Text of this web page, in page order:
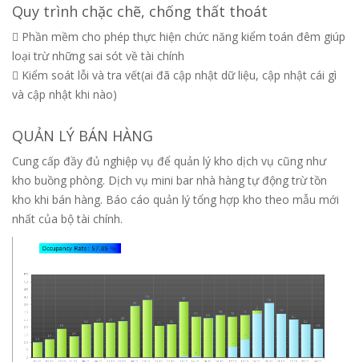
Quy trình chặc chẽ, chống thất thoát
 Phần mềm cho phép thực hiện chức năng kiểm toán đêm giúp
loại trừ những sai sót về tài chính
 Kiểm soát lỗi và tra vết(ai đã cập nhật dữ liệu, cập nhật cái gì
và cập nhật khi nào)
QUẢN LÝ BÁN HÀNG
Cung cấp đầy đủ nghiệp vụ để quản lý kho dịch vụ cũng như
kho buồng phòng. Dịch vụ mini bar nhà hàng tự động trừ tồn
kho khi bán hàng. Báo cáo quản lý tổng hợp kho theo mẫu mới
nhất của bộ tài chính.